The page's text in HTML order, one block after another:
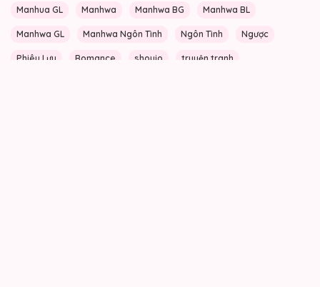
Manhua GL Manhwa Manhwa BG Manhwa BL
Manhwa GL Manhwa Ngôn Tình Ngôn Tình Ngược
Phiêu Lưu Romance shoujo truyện tranh